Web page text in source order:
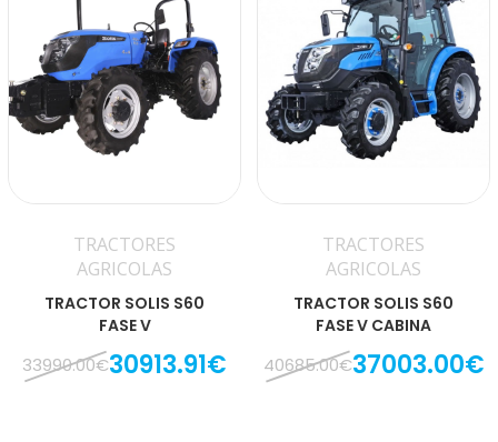
TRACTORES
AGRICOLAS
TRACTOR SOLIS S60
FASE V
33990.00€30913.91€
TRACTORES
AGRICOLAS
TRACTOR SOLIS S60
FASE V CABINA
40685.00€37003.00€